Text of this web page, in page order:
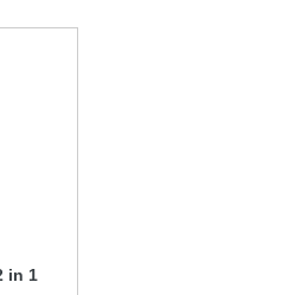
in 1